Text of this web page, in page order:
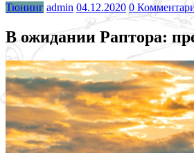
Тюнинг admin 04.12.2020 0
В ожидании Раптора: